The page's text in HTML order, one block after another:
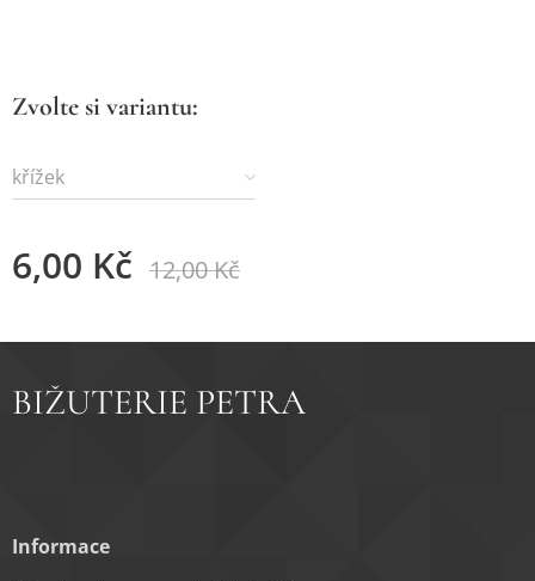
Zvolte si variantu:
křížek
6,00 Kč 12,00Kč
BIŽUTERIE PETRA
Informace